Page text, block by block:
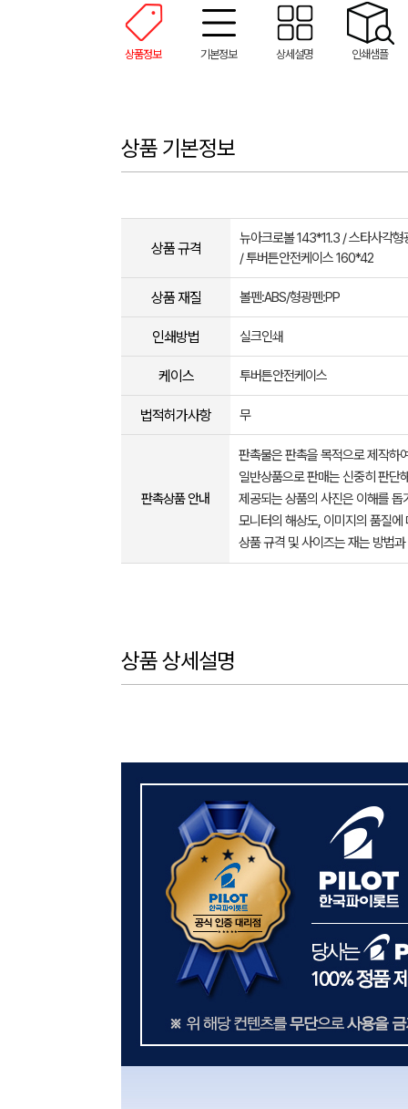
상품정보 기본정보 상세설명 인쇄샘플
상품 기본정보
상품 규격
뉴아크로볼 143*11.3 / 스타사각
/ 투버튼안전케이스 160*42
상품 재질 볼펜:ABS/형광펜:PP
인쇄방법 실크인쇄
케이스 투버튼안전케이스
법적허가사항 무
판촉상품 안내
판촉물은 판촉을 목적으로 제작하
일반상품으로 판매는 신중히 판단
제공되는 상품의 사진은 이해를
모니터의 해상도, 이미지의 품질
상품 규격 및 사이즈는 재는 방법
상품 상세설명